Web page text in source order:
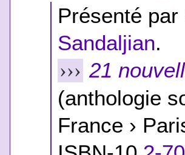
Présenté
Sandaljian.
››› 21
(anthologie
France ›